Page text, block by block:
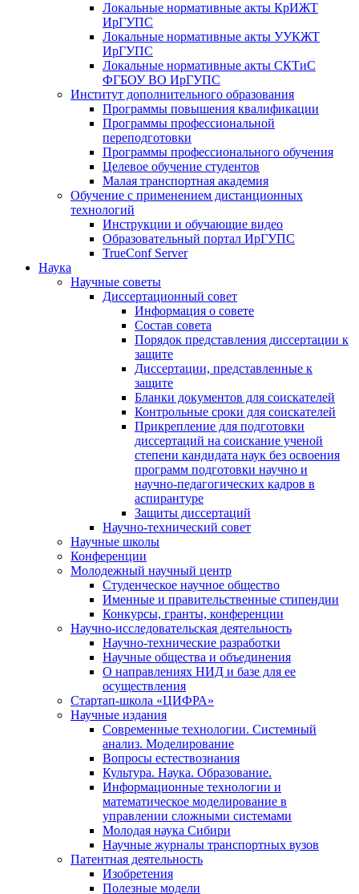
Локальные нормативные акты КрИЖТ
ИрГУПС
Локальные нормативные акты УУКЖТ
ИрГУПС
Локальные нормативные акты СКТиС
ФГБОУ ВО ИрГУПС
Институт дополнительного образования
Программы повышения квалификации
Программы профессиональной
переподготовки
Программы профессионального обучения
Целевое обучение студентов
Малая транспортная академия
Обучение с применением дистанционных
технологий
Инструкции и обучающие видео
Образовательный портал ИрГУПС
TrueConf Server
Наука
Научные советы
Диссертационный совет
Информация о совете
Состав совета
Порядок представления диссертации к
защите
Диссертации, представленные к
защите
Бланки документов для соискателей
Контрольные сроки для соискателей
Прикрепление для подготовки
диссертаций на соискание ученой
степени кандидата наук без освоения
программ подготовки научно и
научно-педагогических кадров в
аспирантуре
Защиты диссертаций
Научно-технический совет
Научные школы
Конференции
Молодежный научный центр
Студенческое научное общество
Именные и правительственные стипендии
Конкурсы, гранты, конференции
Научно-исследовательская деятельность
Научно-технические разработки
Научные общества и объединения
О направлениях НИД и базе для ее
осуществления
Стартап-школа «ЦИФРА»
Научные издания
Современные технологии. Системный
анализ. Моделирование
Вопросы естествознания
Культура. Наука. Образование.
Информационные технологии и
математическое моделирование в
управлении сложными системами
Молодая наука Сибири
Научные журналы транспортных вузов
Патентная деятельность
Изобретения
Полезные модели